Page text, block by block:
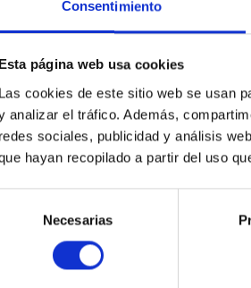
Consentimiento
Esta página web usa cookies
Las cookies de este sitio web se usan
analizar el tráfico. Además,
redes sociales, publicidad y análisis
hayan recopilado a partir del uso
Necesarias